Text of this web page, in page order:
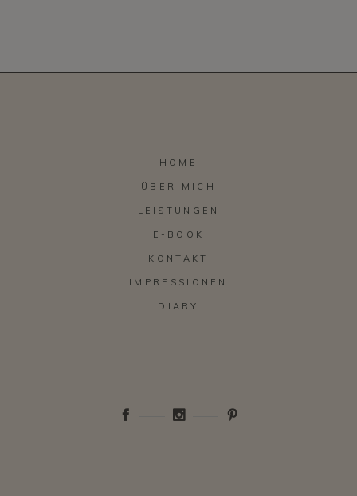
HOME
ÜBER MICH
LEISTUNGEN
E-BOOK
KONTAKT
IMPRESSIONEN
DIARY